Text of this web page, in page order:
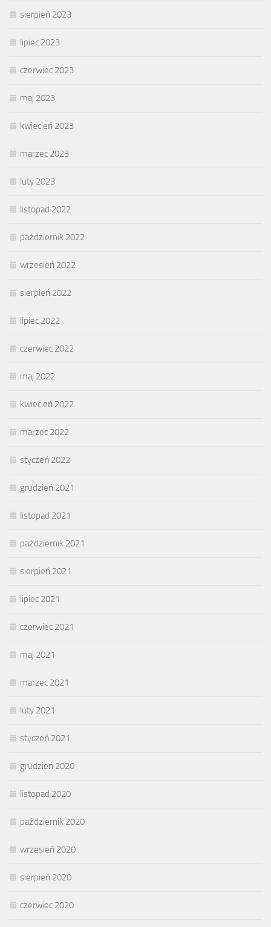
sierpień 2023
lipiec 2023
czerwiec 2023
maj 2023
kwiecień 2023
marzec 2023
luty 2023
listopad 2022
październik 2022
wrzesień 2022
sierpień 2022
lipiec 2022
czerwiec 2022
maj 2022
kwiecień 2022
marzec 2022
styczeń 2022
grudzień 2021
listopad 2021
październik 2021
sierpień 2021
lipiec 2021
czerwiec 2021
maj 2021
marzec 2021
luty 2021
styczeń 2021
grudzień 2020
listopad 2020
październik 2020
wrzesień 2020
sierpień 2020
czerwiec 2020